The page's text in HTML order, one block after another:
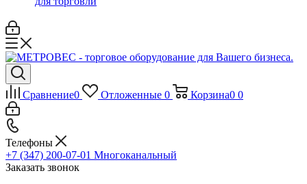
Сравнение0 Отложенные 0 Корзина0 0
Телефоны
+7 (347) 200-07-01 Многоканальный
Заказать звонок